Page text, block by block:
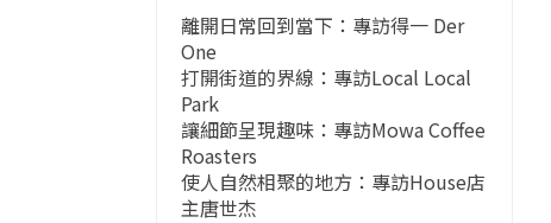
離開日常回到當下：專訪得一 Der
One
打開街道的界線：專訪Local Local
Park
讓細節呈現趣味：專訪Mowa Coffee
Roasters
使人自然相聚的地方：專訪House店
主唐世杰